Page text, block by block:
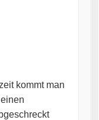
kommt man